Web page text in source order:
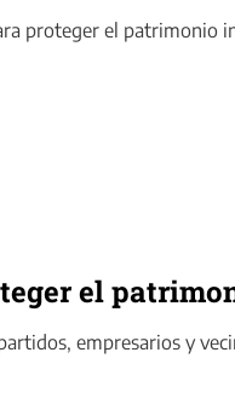
proteger el patrimonio
el
empresarios y